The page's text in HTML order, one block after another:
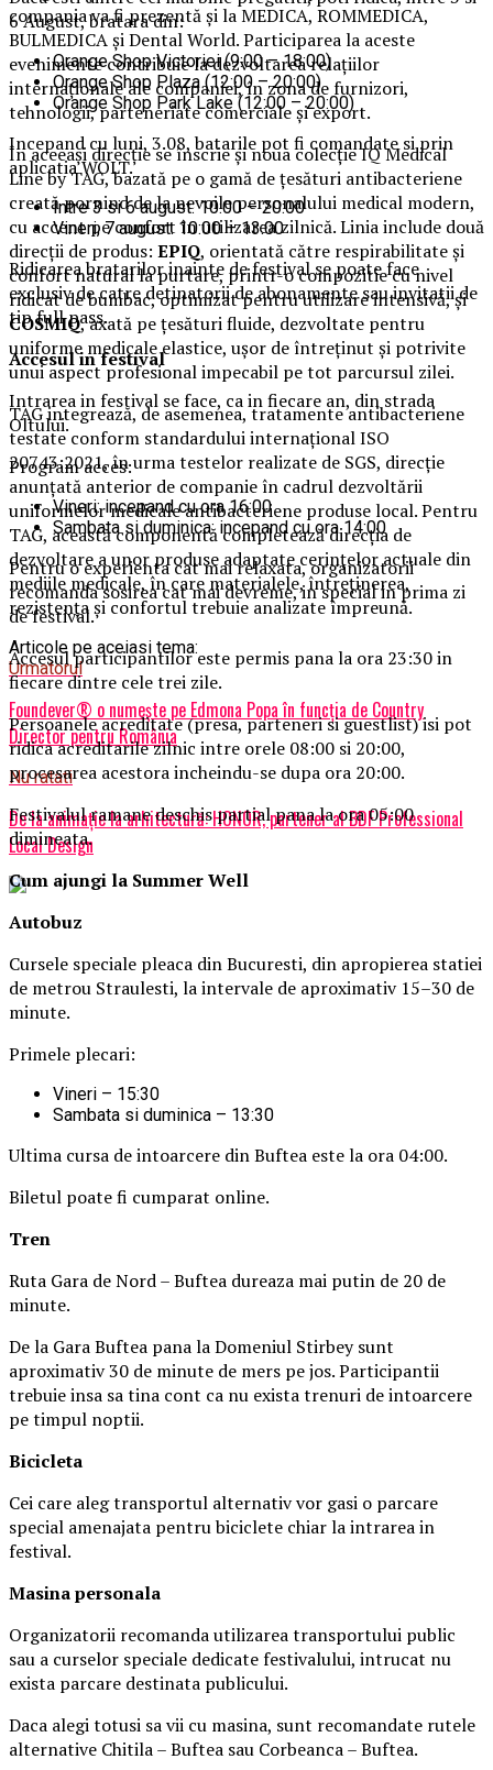
compania va fi prezentă și la MEDICA, ROMMEDICA,
BULMEDICA și Dental World. Participarea la aceste
evenimente contribuie la dezvoltarea relațiilor
internaționale ale companiei, în zona de furnizori,
tehnologii, parteneriate comerciale și export.
În aceeași direcție se înscrie și noua colecție IQ Medical
Line by TAG, bazată pe o gamă de țesături antibacteriene
creată pornind de la nevoile personalului medical modern,
cu accent pe confort în utilizarea zilnică. Linia include două
direcții de produs: EPIQ, orientată către respirabilitate și
confort natural la purtare, printr-o compozitie cu nivel
ridicat de bumbac, optimizat pentru utilizare intensivă, și
COSMIQ, axată pe țesături fluide, dezvoltate pentru
uniforme medicale elastice, ușor de întreținut și potrivite
unui aspect profesional impecabil pe tot parcursul zilei.
TAG integrează, de asemenea, tratamente antibacteriene
testate conform standardului internațional ISO
20743:2021, în urma testelor realizate de SGS, direcție
anunțată anterior de companie în cadrul dezvoltării
uniformelor medicale antibacteriene produse local. Pentru
TAG, această componentă completează direcția de
dezvoltare a unor produse adaptate cerințelor actuale din
mediile medicale, în care materialele, întreținerea,
rezistența și confortul trebuie analizate împreună.
Articole pe aceiasi tema:
Urmatorul
Foundever® o numește pe Edmona Popa în funcția de Country
Director pentru România
Nu ratati
De la animație la arhitectură: HONOR, partener al BDF Professional
Local Design
6 August, bratara din:
Orange Shop Victoriei (9:00 – 18:00)
Orange Shop Plaza (12:00 – 20:00)
Orange Shop Park Lake (12:00 – 20:00)
Incepand cu luni, 3.08, batarile pot fi comandate si prin
aplicatia WOLT.
Intre 3 si 6 august: 10:00 – 20:00
Vineri, 7 august: 10:00 – 13:00
Ridicarea bratarilor inainte de festival se poate face
exclusiv de catre detinatorii de abonamente sau invitatii de
tip full pass.
Accesul in festival
Intrarea in festival se face, ca in fiecare an, din strada
Oltului.
Program acces:
Vineri: incepand cu ora 16:00
Sambata si duminica: incepand cu ora 14:00
Pentru o experienta cat mai relaxata, organizatorii
recomanda sosirea cat mai devreme, in special in prima zi
de festival.
Accesul participantilor este permis pana la ora 23:30 in
fiecare dintre cele trei zile.
Persoanele acreditate (presa, parteneri si guestlist) isi pot
ridica acreditarile zilnic intre orele 08:00 si 20:00,
procesarea acestora incheindu-se dupa ora 20:00.
Festivalul ramane deschis partial pana la ora 05:00
dimineata.
Cum ajungi la Summer Well
Autobuz
Cursele speciale pleaca din Bucuresti, din apropierea statiei
de metrou Straulesti, la intervale de aproximativ 15–30 de
minute.
Primele plecari:
Vineri – 15:30
Sambata si duminica – 13:30
Ultima cursa de intoarcere din Buftea este la ora 04:00.
Biletul poate fi cumparat online.
Tren
Ruta Gara de Nord – Buftea dureaza mai putin de 20 de
minute.
De la Gara Buftea pana la Domeniul Stirbey sunt
aproximativ 30 de minute de mers pe jos. Participantii
trebuie insa sa tina cont ca nu exista trenuri de intoarcere
pe timpul noptii.
Bicicleta
Cei care aleg transportul alternativ vor gasi o parcare
special amenajata pentru biciclete chiar la intrarea in
festival.
Masinapersonala
Organizatorii recomanda utilizarea transportului public
sau a curselor speciale dedicate festivalului, intrucat nu
exista parcare destinata publicului.
Daca alegi totusi sa vii cu masina, sunt recomandate rutele
alternative Chitila – Buftea sau Corbeanca – Buftea.